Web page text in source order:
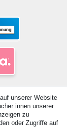
unserer Website
unserer
zu
oder Zugriffe auf